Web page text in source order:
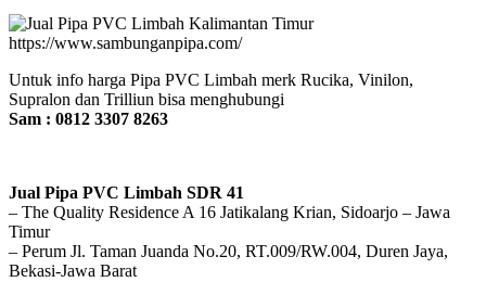
Untuk info harga Pipa PVC Limbah merk Rucika, Vinilon,
Supralon dan Trilliun bisa menghubungi
Sam : 0812 3307 8263
Jual Pipa PVC Limbah SDR 41
– The Quality Residence A 16 Jatikalang Krian, Sidoarjo – Jawa
Timur
– Perum Jl. Taman Juanda No.20, RT.009/RW.004, Duren Jaya,
Bekasi-Jawa Barat